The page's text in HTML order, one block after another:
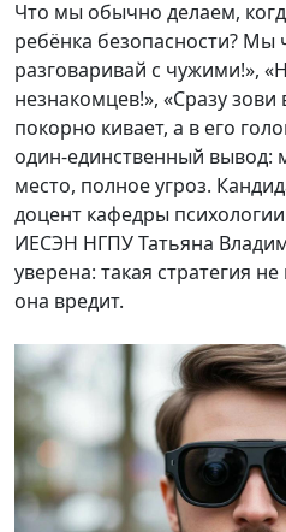
Что мы обычно делаем,
ребёнка безопасности? Мы
разговаривай с чужими!»,
незнакомцев!», «Сразу
покорно кивает, а в его
один-единственный вывод:
место, полное угроз.
доцент кафедры
ИЕСЭН НГПУ Татьяна
уверена: такая стратегия
она вредит.